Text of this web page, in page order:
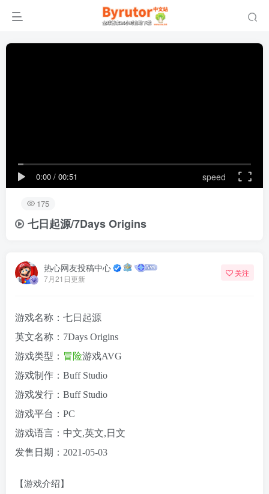
0:00 / 00:51 speed
175
七日起源/7Days Origins
热心网友投稿中心
7月21日更新
关注
游戏名称：七日起源
英文名称：7Days Origins
游戏类型： 冒险游戏AVG
游戏制作：Buff Studio
游戏发行：Buff Studio
游戏平台：PC
游戏语言：中文,英文,日文
发售日期：2021-05-03
【游戏介绍】